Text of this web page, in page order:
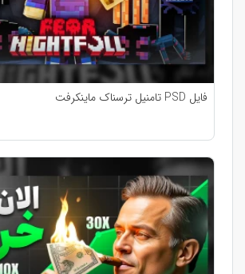
فایل PSD تامنیل ترسناک ماینکرفت